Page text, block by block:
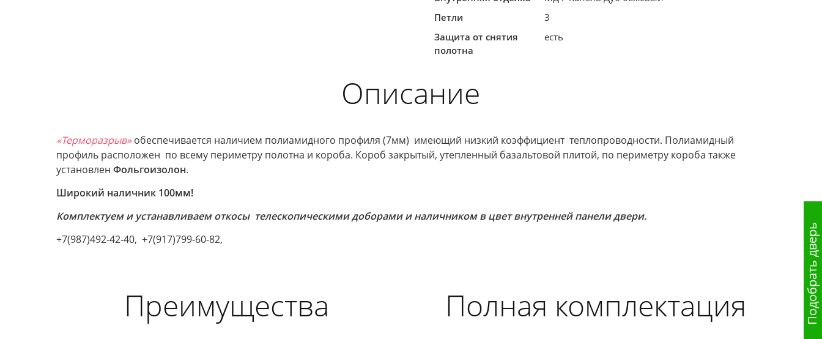
Петли
3
Защита от снятия
полотна
есть
Описание
«Терморазрыв»обеспечивается наличием полиамидного профиля (7мм) имеющий низкий коэффициент теплопроводности. Полиамидный
профиль расположен по всему периметру полотна и короба. Короб закрытый, утепленный базальтовой плитой, по периметру короба также
установлен Фольгоизолон.
Широкий наличник 100мм!
Комплектуем и устанавливаем откосы телескопическими доборами и наличником в цвет внутренней панели двери.
+7(987)492-42-40, +7(917)799-60-82,
Преимущества Полная комплектация Подобрать дверь